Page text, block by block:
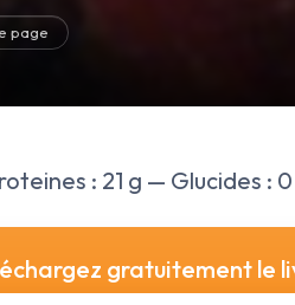
page
: 21 g — Glucides :
gratuitement le